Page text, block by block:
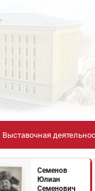
Выставочная
Семенов
Юлиан
Семенович